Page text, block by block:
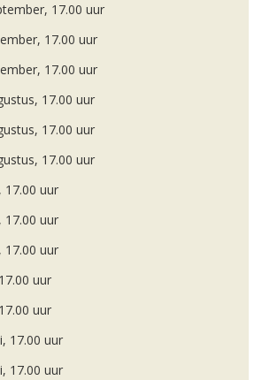
17.00 uur
17.00 uur
17.00 uur
17.00 uur
17.00 uur
17.00 uur
17.00 uur
17.00 uur
17.00 uur
uur
uur
17.00 uur
17.00 uur